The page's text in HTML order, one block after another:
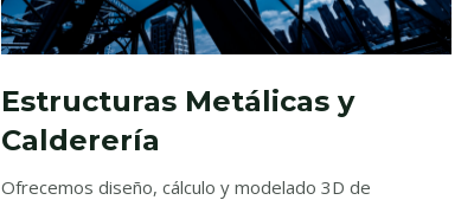
Estructuras Metálicas y
Calderería
Ofrecemos diseño, cálculo y modelado 3D de